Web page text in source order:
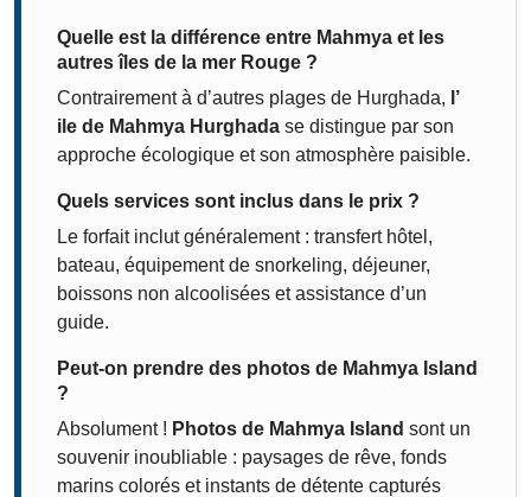
Quelle est la différence entre Mahmya et les
autres îles de la mer Rouge ?
Contrairement à d’autres plages de Hurghada, l’
ile de Mahmya Hurghada se distingue par son
approche écologique et son atmosphère paisible.
Quels services sont inclus dans le prix ?
Le forfait inclut généralement : transfert hôtel,
bateau, équipement de snorkeling, déjeuner,
boissons non alcoolisées et assistance d’un
guide.
Peut-on prendre des photos de Mahmya Island
?
Absolument ! Photos de Mahmya Island sont un
souvenir inoubliable : paysages de rêve, fonds
marins colorés et instants de détente capturés